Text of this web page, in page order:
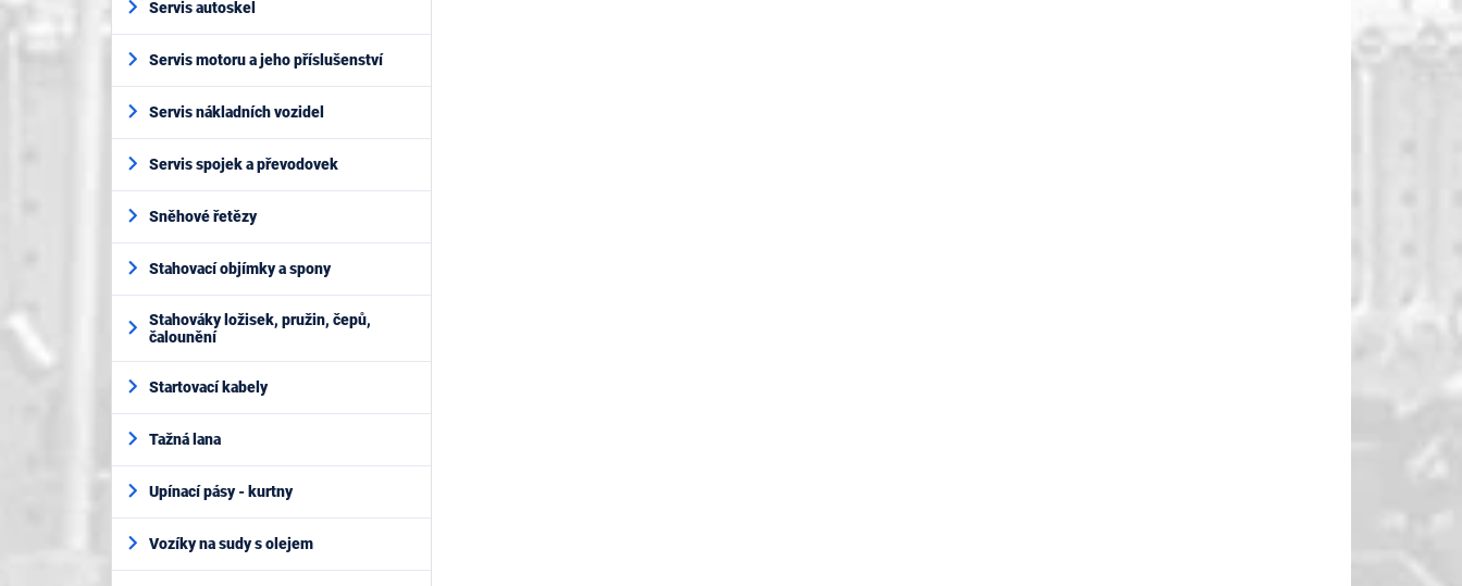
Servis autoskel
Servis motoru a jeho příslušenství
Servis nákladních vozidel
Servis spojek a převodovek
Sněhové řetězy
Stahovací objímky a spony
Stahováky ložisek, pružin, čepů,
čalounění
Startovací kabely
Tažná lana
Upínací pásy - kurtny
Vozíky na sudy s olejem